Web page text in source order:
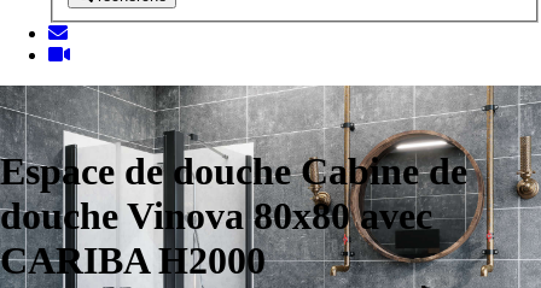
Espace de douche Cabine de
douche Vinova 80x80 avec
CARIBA H2000